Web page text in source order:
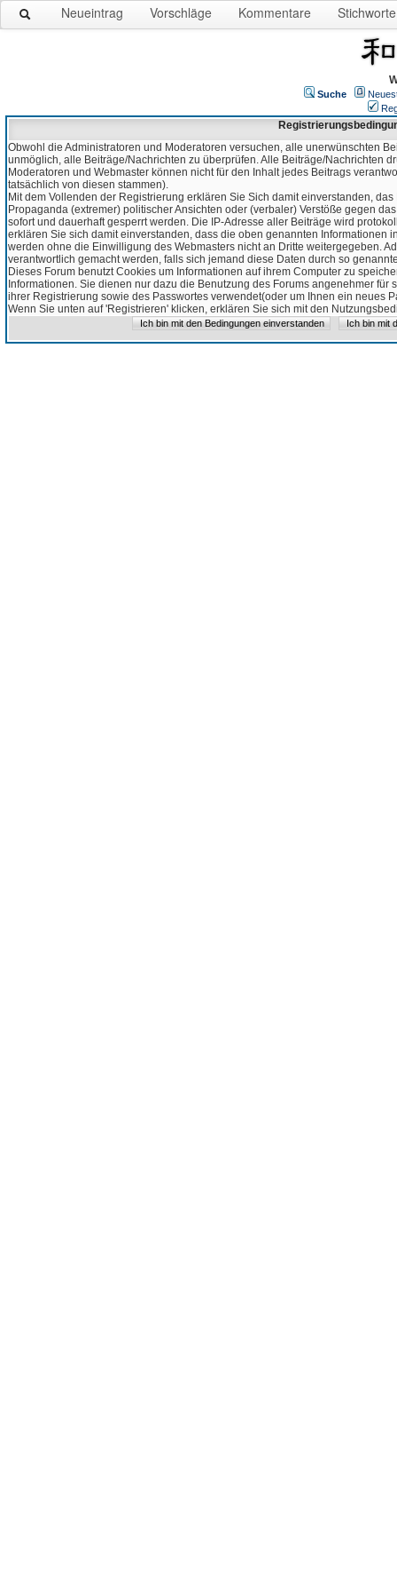
Neueintrag Vorschläge Kommentare Stichworte
Suche
Obwohl die Administratoren und Moderatoren versuchen, alle unerwünschten
unmöglich, alle Beiträge/Nachrichten zu überprüfen. Alle Beiträge/Nachrichten
Moderatoren und Webmaster können nicht für den Inhalt jedes Beitrags
tatsächlich von diesen stammen).
Mit dem Vollenden der Registrierung erklären Sie Sich damit einverstanden,
Propaganda (extremer) politischer Ansichten oder (verbaler) Verstöße gegen
sofort und dauerhaft gesperrt werden. Die IP-Adresse aller Beiträge wird
erklären Sie sich damit einverstanden, dass die oben genannten Informationen
werden ohne die Einwilligung des Webmasters nicht an Dritte weitergegeben.
verantwortlich gemacht werden, falls sich jemand diese Daten durch so
Dieses Forum benutzt Cookies um Informationen auf ihrem Computer zu
Informationen. Sie dienen nur dazu die Benutzung des Forums angenehmer
ihrer Registrierung sowie des Passwortes verwendet(oder um Ihnen ein neues
Wenn Sie unten auf 'Registrieren' klicken, erklären Sie sich mit den